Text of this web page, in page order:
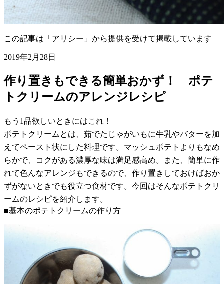
この記事は「アリシー」から提供を受けて掲載しています
2019年2月28日
作り置きもできる簡単おかず！ ポテ
トクリームのアレンジレシピ
もう1品欲しいときにはこれ！
ポテトクリームとは、茹でたじゃがいもに牛乳やバターを加
えてペースト状にした料理です。マッシュポテトよりもなめ
らかで、コクがある濃厚な味は満足感高め。また、簡単に作
れて色んなアレンジもできるので、作り置きしておけばおか
ずがないときでも役立つ食材です。今回はそんなポテトクリ
ームのレシピを紹介します。
■基本のポテトクリームの作り方